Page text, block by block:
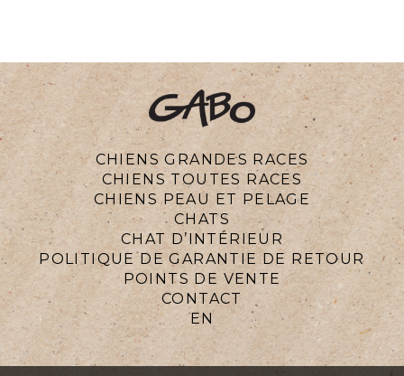
CHIENS GRANDES RACES
CHIENS TOUTES RACES
CHIENS PEAU ET PELAGE
CHATS
CHAT D’INTÉRIEUR
POLITIQUE DE GARANTIE DE RETOUR
POINTS DE VENTE
CONTACT
EN